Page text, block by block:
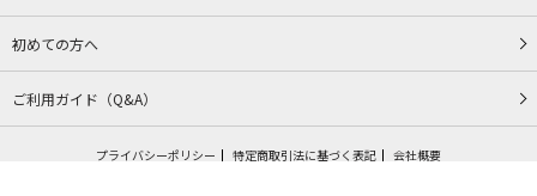
初めての方へ
ご利用ガイド（Q&A）
プライバシーポリシー 特定商取引法に基づく表記 会社概要